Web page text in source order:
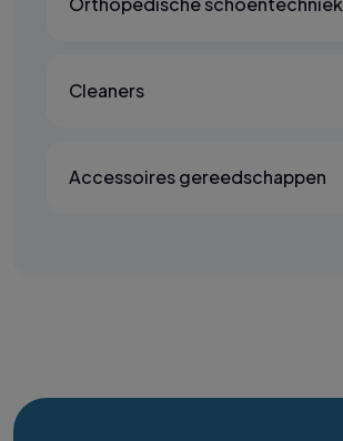
Cleaners
Accessoires gereedschappen